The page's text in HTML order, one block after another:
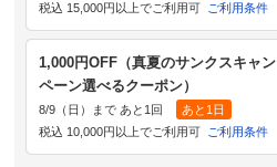
税込 15,000円以上でご利用可 ご利用条件
1,000円OFF（真夏のサンクスキャン
ペーン選べるクーポン）
8/9（日）まで あと1回
あと1日
税込 10,000円以上でご利用可 ご利用条件